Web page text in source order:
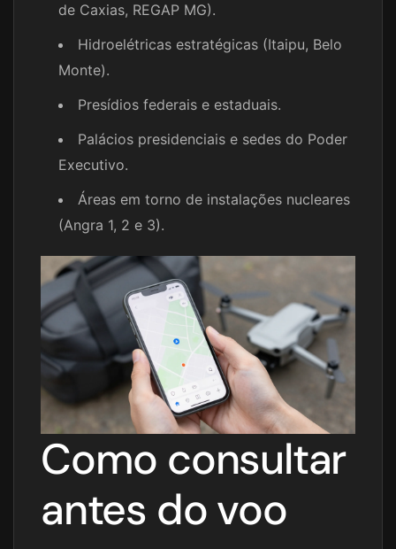
de Caxias, REGAP MG).
Hidroelétricas estratégicas (Itaipu, Belo
Monte).
Presídios federais e estaduais.
Palácios presidenciais e sedes do Poder
Executivo.
Áreas em torno de instalações nucleares
(Angra 1, 2 e 3).
Como consultar
antes do voo